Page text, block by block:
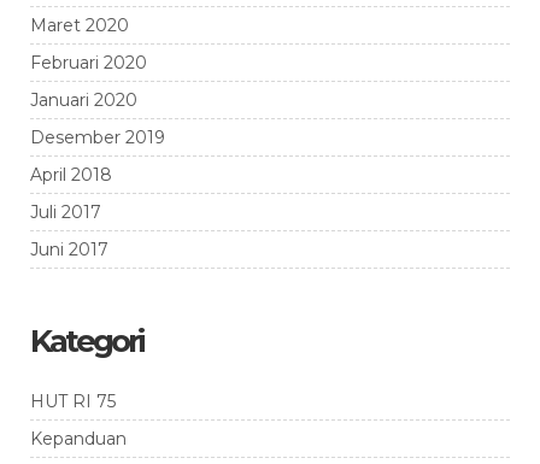
Maret 2020
Februari 2020
Januari 2020
Desember 2019
April 2018
Juli 2017
Juni 2017
Kategori
HUT RI 75
Kepanduan